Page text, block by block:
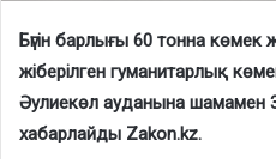
Бүгін барлығы 60 тонна
жіберілген гуманитарлық
Әулиекөл ауданына шамамен 3
хабарлайды Zakon.kz.